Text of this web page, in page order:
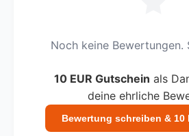
Noch keine Bewertungen.
10 EUR Gutschein als
deine ehrliche
Bewertung schreiben & 10